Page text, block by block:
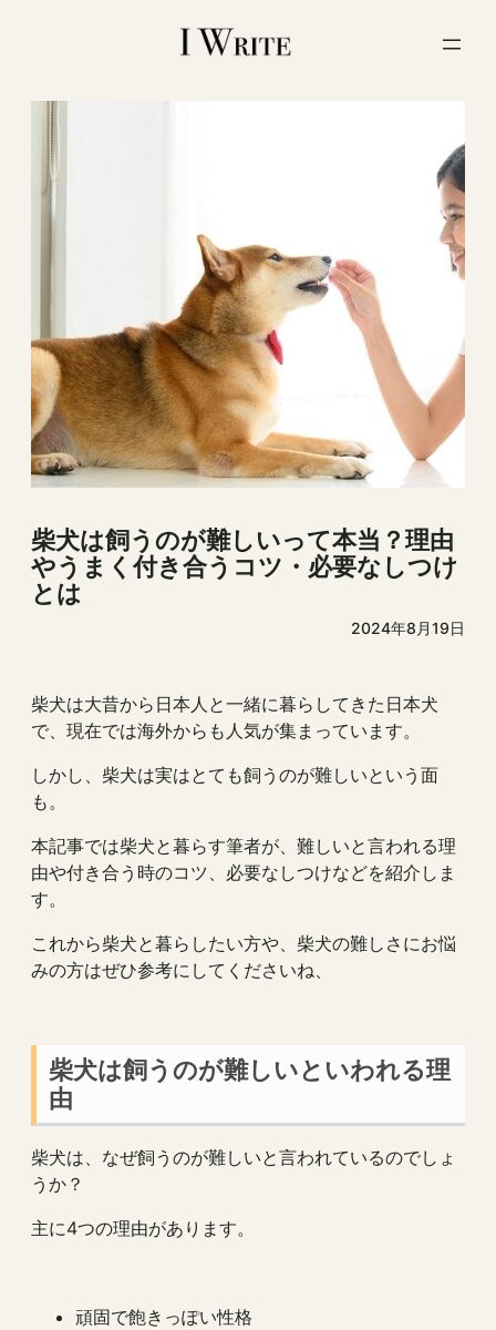
柴犬は飼うのが難しいって本当？理由
やうまく付き合うコツ・必要なしつけ
とは
2024年8月19日
柴犬は大昔から日本人と一緒に暮らしてきた日本犬
で、現在では海外からも人気が集まっています。
しかし、柴犬は実はとても飼うのが難しいという面
も。
本記事では柴犬と暮らす筆者が、難しいと言われる理
由や付き合う時のコツ、必要なしつけなどを紹介しま
す。
これから柴犬と暮らしたい方や、柴犬の難しさにお悩
みの方はぜひ参考にしてくださいね、
柴犬は飼うのが難しいといわれる理
由
柴犬は、なぜ飼うのが難しいと言われているのでしょ
うか？
主に4つの理由があります。
頑固で飽きっぽい性格